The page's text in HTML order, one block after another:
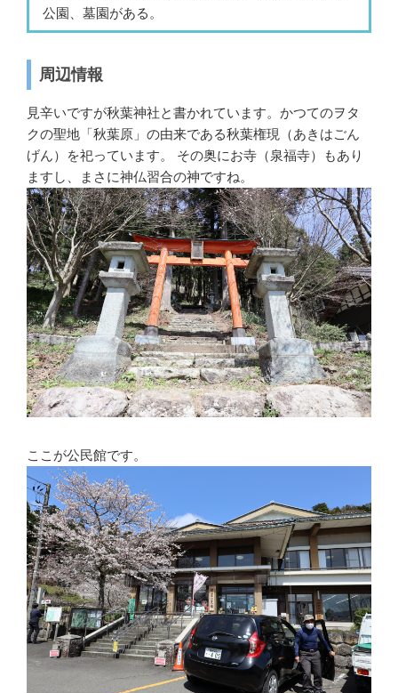
公園、墓園がある。
周辺情報
見辛いですが秋葉神社と書かれています。かつてのヲタ
クの聖地「秋葉原」の由来である秋葉権現（あきはごん
げん）を祀っています。 その奥にお寺（泉福寺）もあり
ますし、まさに神仏習合の神ですね。
ここが公民館です。